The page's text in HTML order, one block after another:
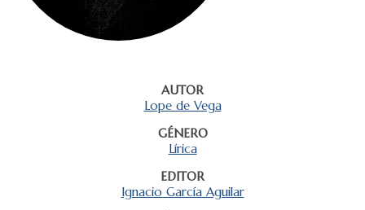
AUTOR
Lope de Vega
GÉNERO
Lírica
EDITOR
Ignacio García Aguilar